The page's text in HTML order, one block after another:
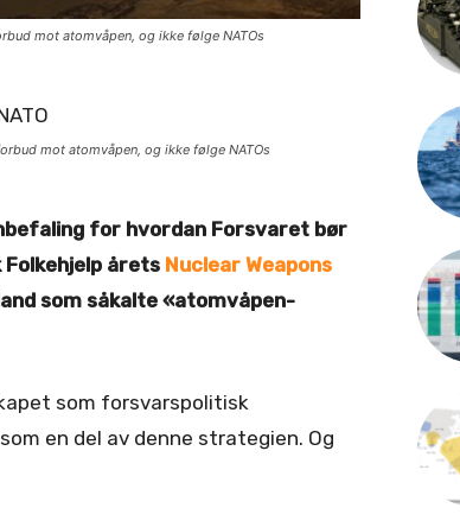
mot atomvåpen, og ikke følge NATOs
mot atomvåpen, og ikke følge NATOs
for hvordan Forsvaret bør
årets Nuclear Weapons
som såkalte «atomvåpen-
som forsvarspolitisk
en del av denne strategien. Og